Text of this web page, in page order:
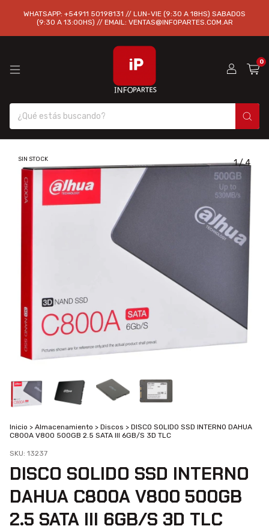
WHATSAPP: +54911 50198131 // LUN-VIE (9:30 A 18HS) SABADOS
(9:30 A 13:00HS) // EMAIL: VENTAS@INFOPARTES.COM.AR
0
SIN STOCK 1/4
Inicio > Almacenamiento > Discos > DISCO SOLIDO SSD INTERNO DAHUA
C800A V800 500GB 2.5 SATA III 6GB/S 3D TLC
SKU: 13237
DISCO SOLIDO SSD INTERNO
DAHUA C800A V800 500GB
2.5 SATA III 6GB/S 3D TLC